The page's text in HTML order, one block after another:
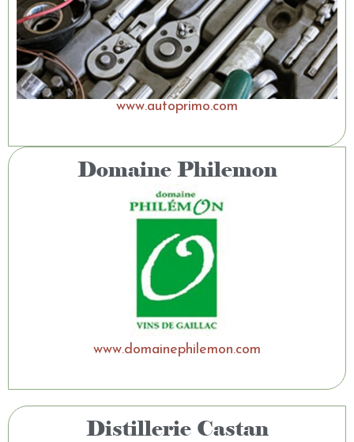
www.autoprimo.com
Domaine Philemon
www.domainephilemon.com
Distillerie Castan